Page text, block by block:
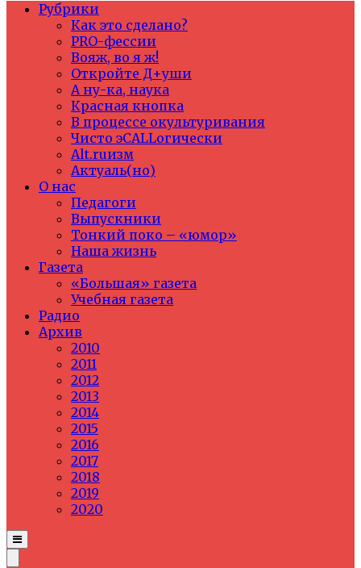
Рубрики
Как это сделано?
PRO-фессии
Вояж, во я ж!
Откройте Д+уши
А ну-ка, наука
Красная кнопка
В процессе окультуривания
Чисто эCALLогически
Alt.ruизм
Актуаль(но)
О нас
Педагоги
Выпускники
Тонкий поко – «юмор»
Наша жизнь
Газета
«Большая» газета
Учебная газета
Радио
Архив
2010
2011
2012
2013
2014
2015
2016
2017
2018
2019
2020